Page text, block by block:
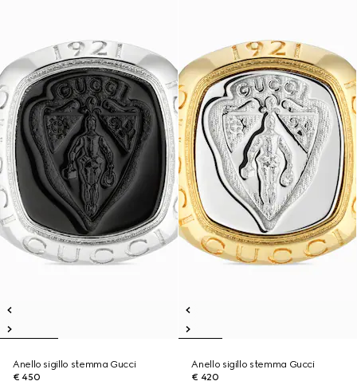
Anello sigillo stemma Gucci
€ 450
Anello sigillo stemma Gucci
€ 420